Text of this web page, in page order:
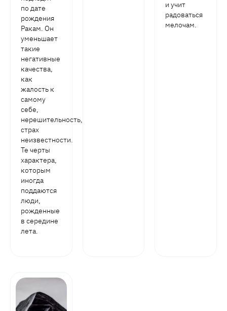
по дате
рождения
Ракам. Он
уменьшает
такие
негативные
качества,
как
жалость к
самому
себе,
нерешительность,
страх
неизвестности.
Те черты
характера,
которым
иногда
поддаются
люди,
рожденные
в середине
лета.
и учит
радоваться
мелочам.